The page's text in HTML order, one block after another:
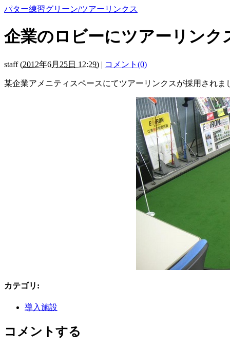
パター練習グリーン/ツアーリンクス
企業のロビーにツアーリンク
staff(2012年6月25日 12:29) | コメント(0)
某企業アメニティスペースにてツアーリンクスが採用されま
カテゴリ :
導入施設
コメントする